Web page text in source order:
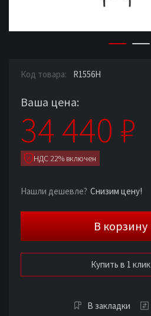
Код товара: R1556H
Ваша цена:
34 440 ₽
НДС 22% включен
Нашли дешевле? Снизим цену!
В корзину
Купить в 1 клик
В закладки